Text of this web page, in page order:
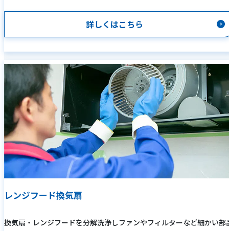
詳しくはこちら
レンジフード換気扇
換気扇・レンジフードを分解洗浄しファンやフィルターなど細かい部